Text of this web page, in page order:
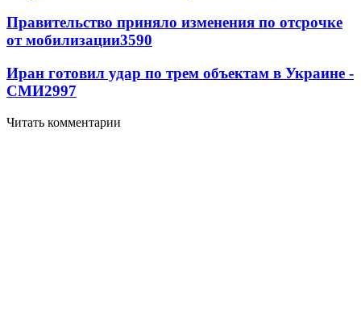
Правительство приняло изменения по отсрочке
от мобилизации3590
Иран готовил удар по трем объектам в Украине -
СМИ2997
Читать комментарии